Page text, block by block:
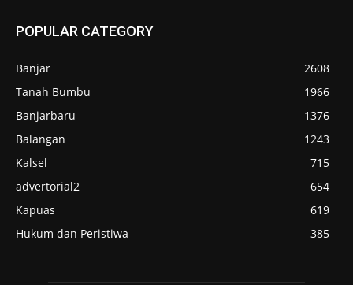
POPULAR CATEGORY
Banjar
2608
Tanah Bumbu
1966
Banjarbaru
1376
Balangan
1243
Kalsel
715
advertorial2
654
Kapuas
619
Hukum dan Peristiwa
385